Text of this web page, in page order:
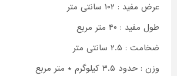
عرض مفید : ۱۰۲ سانتی متر
طول مفید : ۴۰ متر مربع
ضخامت : ۲.۵ سانتی متر
وزن : حدود ۳.۵ کیلوگرم * متر مربع